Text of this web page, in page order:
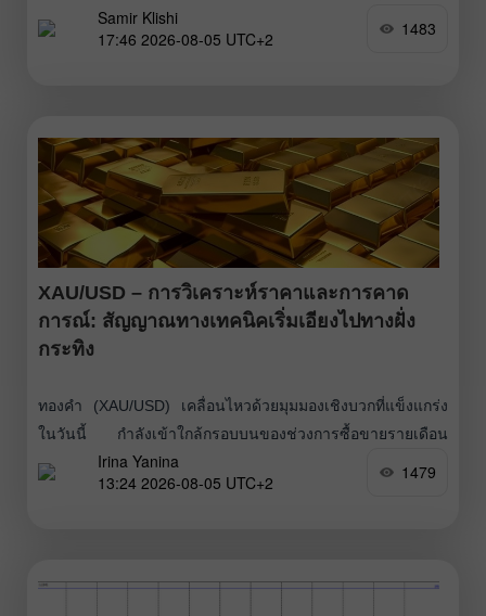
ตามมาด้วยการย่อตัวในลักษณะการปรับฐานตามปกติ และขณะ
นี้กำลังพยายามกลับมาสานต่อทิศทางขาขึ้นอีกครั้ง Bearish
สนองต่อโซนดังกล่าวจากด้านบนตั้งแต่วันศุกร์
Samir Klishi
17:46 2026-08-05 UTC+2
1483
XAU/USD – การวิเคราะห์ราคาและการคาด
การณ์: สัญญาณทางเทคนิคเริ่มเอียงไปทางฝั่ง
กระทิง
ทองคำ (XAU/USD) เคลื่อนไหวด้วยมุมมองเชิงบวกที่แข็งแกร่ง
ในวันนี้ กำลังเข้าใกล้กรอบบนของช่วงการซื้อขายรายเดือน
จากมุมมองเชิงเทคนิค การเบรกขึ้นในกรอบเวลาอินทราเดย์
เหนือเส้นค่าเฉลี่ยเคลื่อนที่แบบเอ็กซ์โปเนนเชียล (EMA) 200
Irina Yanina
13:24 2026-08-05 UTC+2
1479